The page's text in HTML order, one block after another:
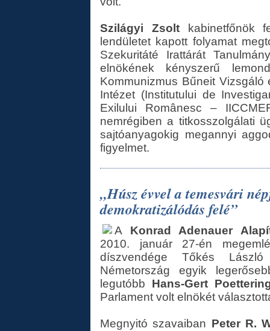
Szilágyi Zsoltkabinetfőnök
lendületet kapott folyamat
Szekuritáté Irattárát
elnökének kényszerű
Kommunizmus Bűneit
Intézet (Institutului de
Exilului Românesc –
nemrégiben a titkosszolgálati
sajtóanyagokig megannyi
figyelmet.
„Húsz évvel a temesvári
demokratizálódás felé”
A Konrad Adenauer
2010. január 27-én
díszvendége Tőkés
Németország egyik
legutóbb Hans-Gert
Parlament volt elnökét
Megnyitó szavaiban Peter R.